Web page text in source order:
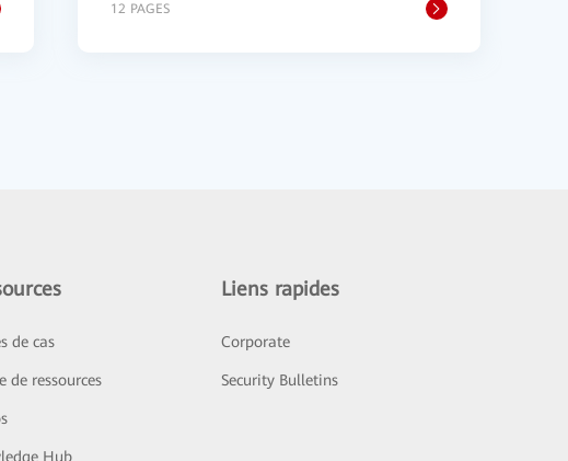
12 PAGES
de cas
de ressources
Hub
Liens rapides
Corporate
Security Bulletins